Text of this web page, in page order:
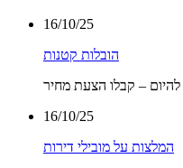
16/10/25
הובלות קטנות
– קבלו הצעת מחיר
16/10/25
המלצות על מובילי דירות